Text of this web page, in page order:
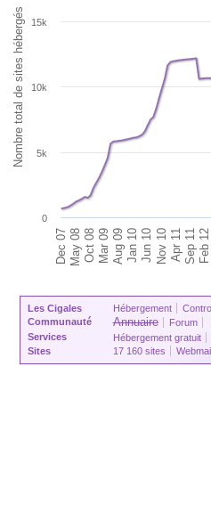
Nombre total de sites hébergés
Dec 07May 08Oct 08Mar 09Aug 09Jan 10Jun 10Nov 10Apr 11Sep 11Feb 12
0
5k
10k
15k
Les Cigales Hébergement
Communauté
Annuaire Forum
Services
Hébergement gratuit
Sites
17 160 sites